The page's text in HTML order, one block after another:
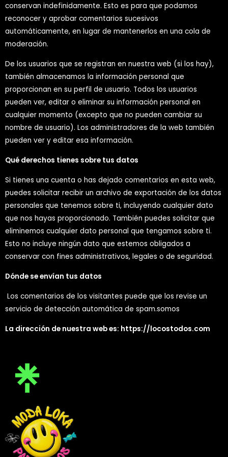
conservan indefinidamente. Esto es para que podamos
reconocer y aprobar comentarios sucesivos
automáticamente, en lugar de mantenerlos en una cola de
moderación.
De los usuarios que se registran en nuestra web (si los hay),
también almacenamos la información personal que
proporcionan en su perfil de usuario. Todos los usuarios
pueden ver, editar o eliminar su información personal en
cualquier momento (excepto que no pueden cambiar su
nombre de usuario). Los administradores de la web también
pueden ver y editar esa información.
Qué derechos tienes sobre tus datos
Si tienes una cuenta o has dejado comentarios en esta web,
puedes solicitar recibir un archivo de exportación de los datos
personales que tenemos sobre ti, incluyendo cualquier dato
que nos hayas proporcionado. También puedes solicitar que
eliminemos cualquier dato personal que tengamos sobre ti.
Esto no incluye ningún dato que estemos obligados a
conservar con fines administrativos, legales o de seguridad.
Dónde se envían tus datos
Los comentarios de los visitantes puede que los revise un
servicio de detección automática de spam.somos
La dirección de nuestra web es: https://locostodos.com